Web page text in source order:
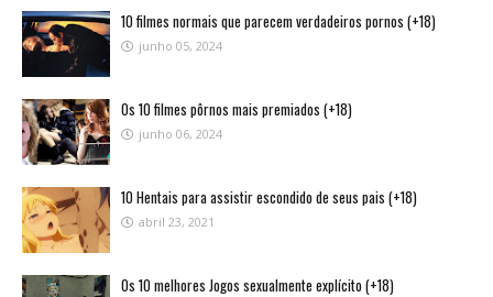
10 filmes normais que parecem verdadeiros pornos (+18)
junho 05, 2024
Os 10 filmes pôrnos mais premiados (+18)
junho 06, 2024
10 Hentais para assistir escondido de seus pais (+18)
abril 23, 2021
Os 10 melhores Jogos sexualmente explícito (+18)